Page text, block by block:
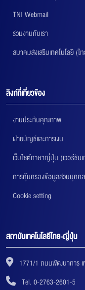
TNI Webmail
ร่วมงานกับเรา
สมาคมส่งเสริมเทคโนโลยี (
ลิงก์ที่เกี่ยวข้อง
งานประกันคุณภาพ
ฝ่ายบัญชีและการเงิน
เว็บไซต์ภาษาญี่ปุ่น (เวอร์ชัน
การคุ้มครองข้อมูลส่วนบุคคล
Cookie setting
สถาบันเทคโนโลยีไทย-ญี่ปุ่น
1771/1 ถนนพัฒนาการ แ
Tel. 0-2763-2601-5